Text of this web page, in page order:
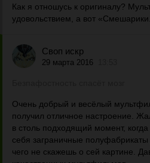
Как я отношусь к оригиналу?
удовольствием, а вот
Своп искр
29 марта 2016
Очень добрый и весёлый
получил отличное настроение.
в столь подходящий момент,
себя заграничные
чего не скажешь о сей картине.